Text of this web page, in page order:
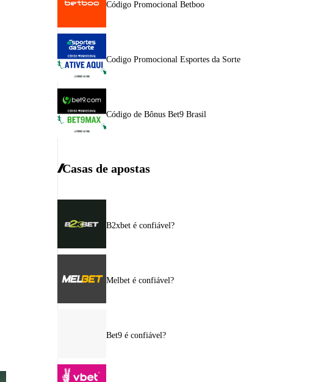
Código Promocional Betboo
Codigo Promocional Esportes da Sorte
Código de Bônus Bet9 Brasil
Casas de apostas
B2xbet é confiável?
Melbet é confiável?
Bet9 é confiável?